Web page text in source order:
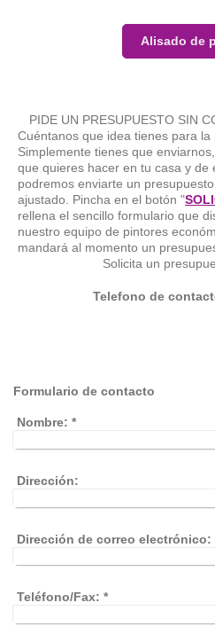
Alisado de
PIDE UN PRESUPUESTO SIN
Cuéntanos que idea tienes para la
Simplemente tienes que
que quieres hacer en tu casa y de
podremos enviarte un
ajustado. Pincha en el botón "
rellena el sencillo formulario que
nuestro equipo de pintores
mandará al momento un
Solicita un
Telefono de
Formulario de contacto
Nombre: *
Dirección:
Dirección de correo electrónico:
Teléfono/Fax: *